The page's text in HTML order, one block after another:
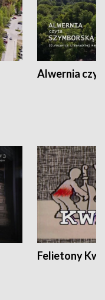
Alwernia
Felietony